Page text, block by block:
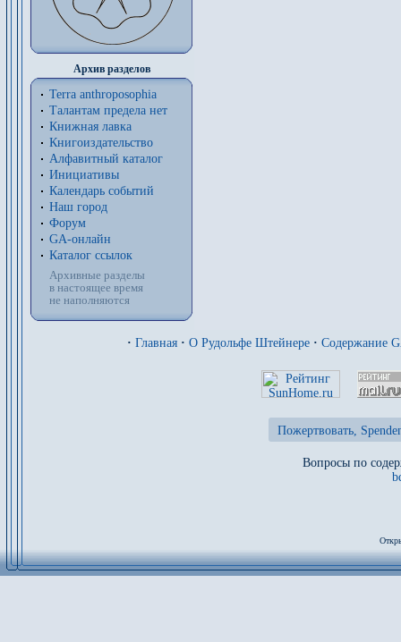
Архив разделов
Terra anthroposophia
Талантам предела нет
Книжная лавка
Книгоиздательство
Алфавитный каталог
Инициативы
Календарь событий
Наш город
Форум
GA-онлайн
Каталог ссылок
Архивные разделы
в настоящее время
не наполняются
· Главная · О Рудольфе Штейнере · Содержание
Пожертвовать,
Вопросы по